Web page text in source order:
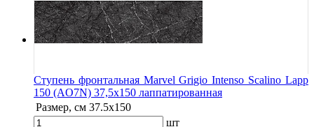
Ступень фронтальная Marvel Grigio Intenso Scalino Lapp
150 (AO7N) 37,5x150 лаппатированная
Размер, см 37.5x150
шт